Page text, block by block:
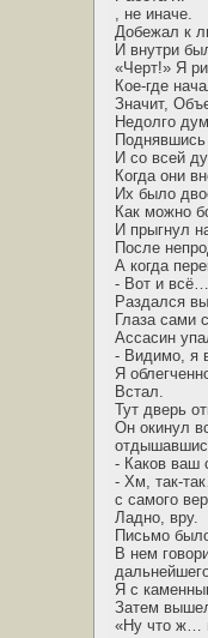
, не иначе.
Добежал к
И внутри
«Черт!» Я
Кое-где
Значит,
Недолго
И со всей
Когда они
Их было
Как можно
И прыгнул
После
А когда
- Вот и всё…
Раздался
Глаза сами
Ассасин
- Видимо, я
Я
Встал.
Тут дверь
Он окинул
- Каков ваш
- Хм, так-
с самого
Ладно, вру.
Письмо
В нем
Я с
Затем
«Ну что ж…